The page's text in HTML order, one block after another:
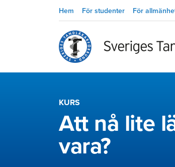
Hem För studenter För
KURS
Att nå lite
vara?